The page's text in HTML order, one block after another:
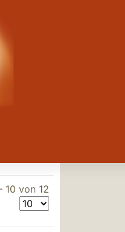
10 von 12